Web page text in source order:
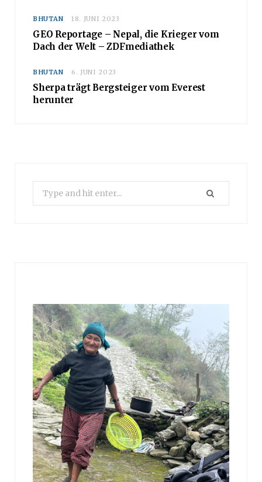
BHUTAN 18. JUNI 2023
GEO Reportage – Nepal, die Krieger vom
Dach der Welt – ZDFmediathek
BHUTAN 6. JUNI 2023
Sherpa trägt Bergsteiger vom Everest
herunter
Search
for: